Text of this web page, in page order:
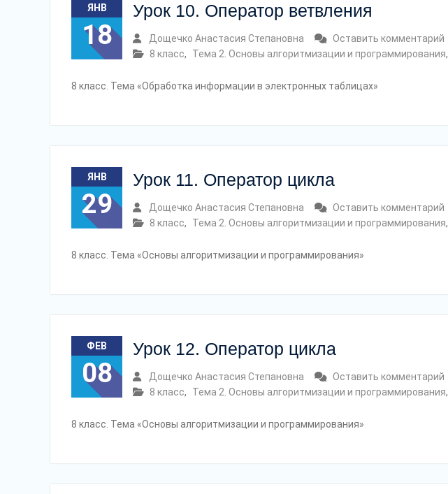
ЯНВ
18
Урок 10. Оператор ветвления
Дощечко Анастасия Степановна
Оставить комментарий
8 класс, Тема 2. Основы алгоритмизации и программирования,
8 класс. Тема «Обработка информации в электронных таблицах»
ЯНВ
29
Урок 11. Оператор цикла
Дощечко Анастасия Степановна
Оставить комментарий
8 класс, Тема 2. Основы алгоритмизации и программирования,
8 класс. Тема «Основы алгоритмизации и программирования»
ФЕВ
08
Урок 12. Оператор цикла
Дощечко Анастасия Степановна
Оставить комментарий
8 класс, Тема 2. Основы алгоритмизации и программирования,
8 класс. Тема «Основы алгоритмизации и программирования»